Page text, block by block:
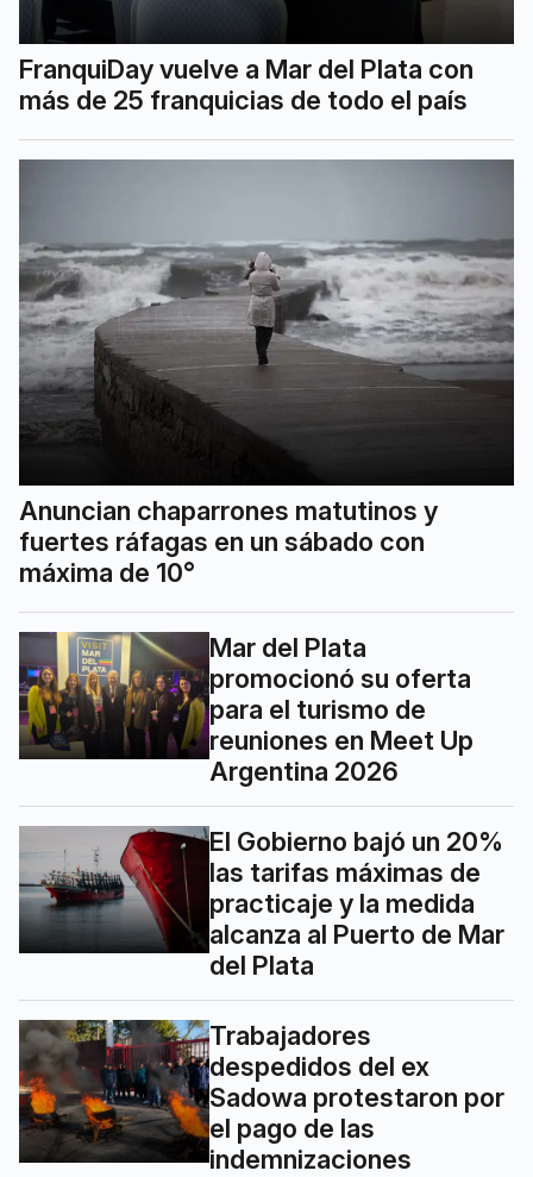
FranquiDay vuelve a Mar del Plata con
más de 25 franquicias de todo el país
Anuncian chaparrones matutinos y
fuertes ráfagas en un sábado con
máxima de 10°
Mar del Plata
promocionó su oferta
para el turismo de
reuniones en Meet Up
Argentina 2026
El Gobierno bajó un 20%
las tarifas máximas de
practicaje y la medida
alcanza al Puerto de Mar
del Plata
Trabajadores
despedidos del ex
Sadowa protestaron por
el pago de las
indemnizaciones